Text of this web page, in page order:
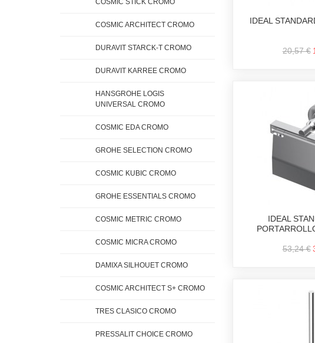
IDEAL
20,57 €
IDEAL
53,24 €
COSMIC STICK CROMO
COSMIC ARCHITECT CROMO
DURAVIT STARCK-T CROMO
DURAVIT KARREE CROMO
HANSGROHE LOGIS
UNIVERSAL CROMO
COSMIC EDA CROMO
GROHE SELECTION CROMO
COSMIC KUBIC CROMO
GROHE ESSENTIALS CROMO
COSMIC METRIC CROMO
COSMIC MICRA CROMO
DAMIXA SILHOUET CROMO
COSMIC ARCHITECT S+ CROMO
TRES CLASICO CROMO
PRESSALIT CHOICE CROMO